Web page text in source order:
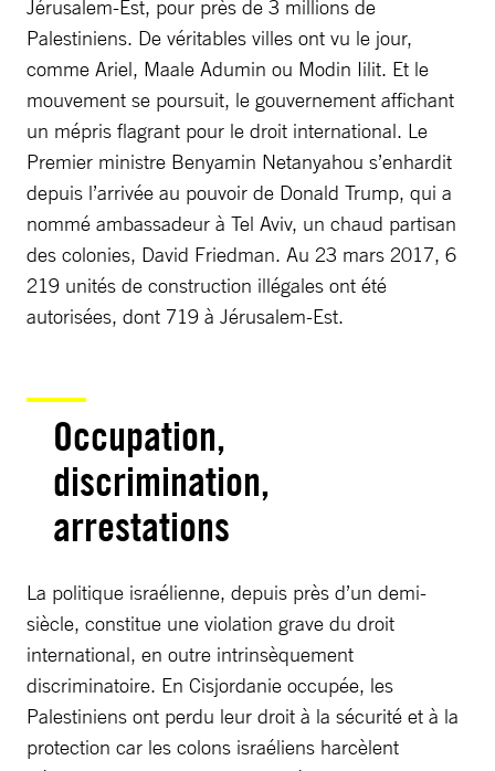
Jérusalem-Est, pour près de 3 millions de
Palestiniens. De véritables villes ont vu le jour,
comme Ariel, Maale Adumin ou Modin Iilit. Et le
mouvement se poursuit, le gouvernement affichant
un mépris flagrant pour le droit international. Le
Premier ministre Benyamin Netanyahou s’enhardit
depuis l’arrivée au pouvoir de Donald Trump, qui a
nommé ambassadeur à Tel Aviv, un chaud partisan
des colonies, David Friedman. Au 23 mars 2017, 6
219 unités de construction illégales ont été
autorisées, dont 719 à Jérusalem-Est.
Occupation,
discrimination,
arrestations
La politique israélienne, depuis près d’un demi-
siècle, constitue une violation grave du droit
international, en outre intrinsèquement
discriminatoire. En Cisjordanie occupée, les
Palestiniens ont perdu leur droit à la sécurité et à la
protection car les colons israéliens harcèlent